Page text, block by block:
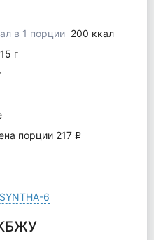
в 1 порции 200 ккал
15 г
порции 217 q
6